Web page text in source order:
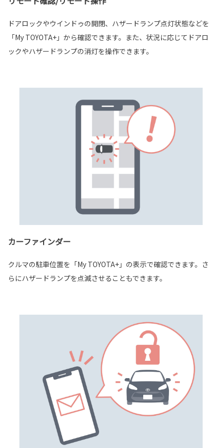
ドアロックやウインドゥの開閉、ハザードランプ点灯状態などを
「My TOYOTA+」から確認できます。また、状況に応じてドアロ
ックやハザードランプの消灯を操作できます。
カーファインダー
クルマの駐車位置を「My TOYOTA+」の表示で確認できます。さ
らにハザードランプを点滅させることもできます。